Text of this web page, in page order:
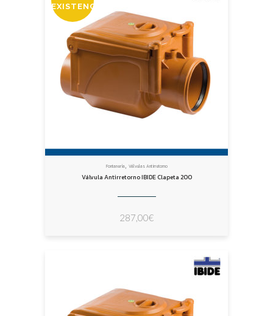
EXISTENCIAS
Fontanería, Válvulas Antirretorno
Válvula Antirretorno IBIDE Clapeta 200
287,00€